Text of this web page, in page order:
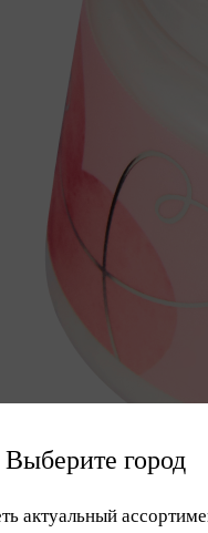
Выберите город
актуальный